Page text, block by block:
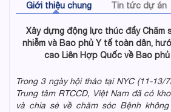
Giới thiệu chung Tin tức dự án
Xây dựng động lực thúc đẩy Chăm
nhiễm và Bao phủ Y tế toàn dân,
cao Liên Hợp Quốc về Bao
Trong 3 ngàyhội thảotại NYC (11-13/
Trung tâm RTCCD, Việt Nam đã có
và chia sẻ về chăm sóc Bệnh